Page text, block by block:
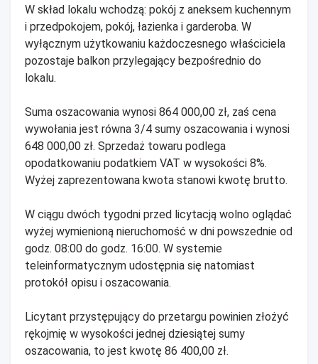
W skład lokalu wchodzą: pokój z aneksem kuchennym
i przedpokojem, pokój, łazienka i garderoba. W
wyłącznym użytkowaniu każdoczesnego właściciela
pozostaje balkon przylegający bezpośrednio do
lokalu.
Suma oszacowania wynosi 864 000,00 zł, zaś cena
wywołania jest równa 3/4 sumy oszacowania i wynosi
648 000,00 zł. Sprzedaż towaru podlega
opodatkowaniu podatkiem VAT w wysokości 8%.
Wyżej zaprezentowana kwota stanowi kwotę brutto.
W ciągu dwóch tygodni przed licytacją wolno oglądać
wyżej wymienioną nieruchomość w dni powszednie od
godz. 08:00 do godz. 16:00. W systemie
teleinformatycznym udostępnia się natomiast
protokół opisu i oszacowania.
Licytant przystępujący do przetargu powinien złożyć
rękojmię w wysokości jednej dziesiątej sumy
oszacowania, to jest kwotę 86 400,00 zł.